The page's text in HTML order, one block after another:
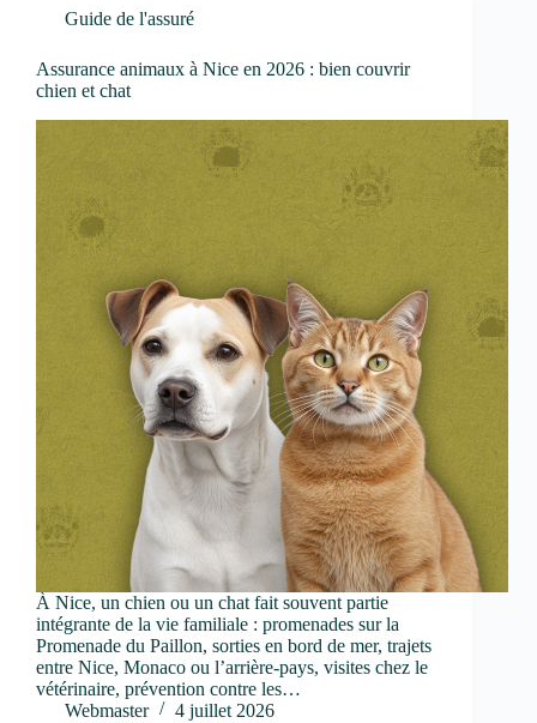
Guide de l'assuré
Assurance animaux à Nice en 2026 : bien couvrir
chien et chat
À Nice, un chien ou un chat fait souvent partie
intégrante de la vie familiale : promenades sur la
Promenade du Paillon, sorties en bord de mer, trajets
entre Nice, Monaco ou l’arrière-pays, visites chez le
vétérinaire, prévention contre les…
Webmaster
4 juillet 2026